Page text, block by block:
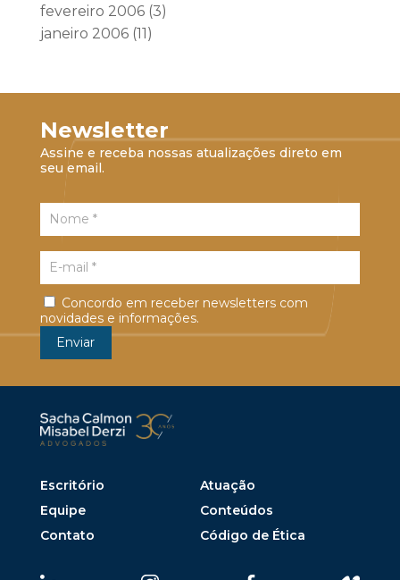
fevereiro 2006(3)
janeiro 2006(11)
Newsletter
Assine e receba nossas atualizações direto em
seu email.
Concordo em receber newsletters com
novidades e informações.
Escritório
Atuação
Equipe
Conteúdos
Contato
Código de Ética